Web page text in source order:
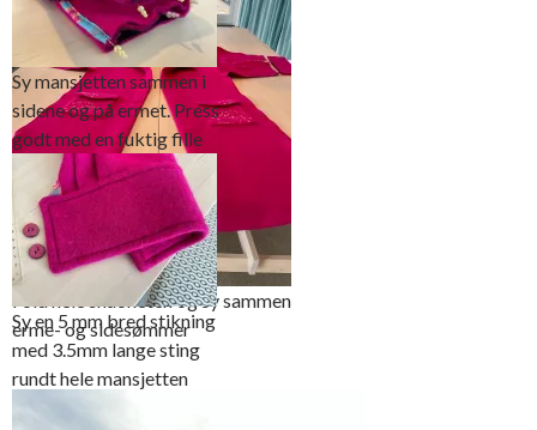
Fold hele shacketen og sy sammen
erme- og sidesømmer
Sy mansjetten sammen i
sidene og på ermet. Press
godt med en fuktig fille
Sy en 5 mm bred stikning
med 3.5mm lange sting
rundt hele mansjetten